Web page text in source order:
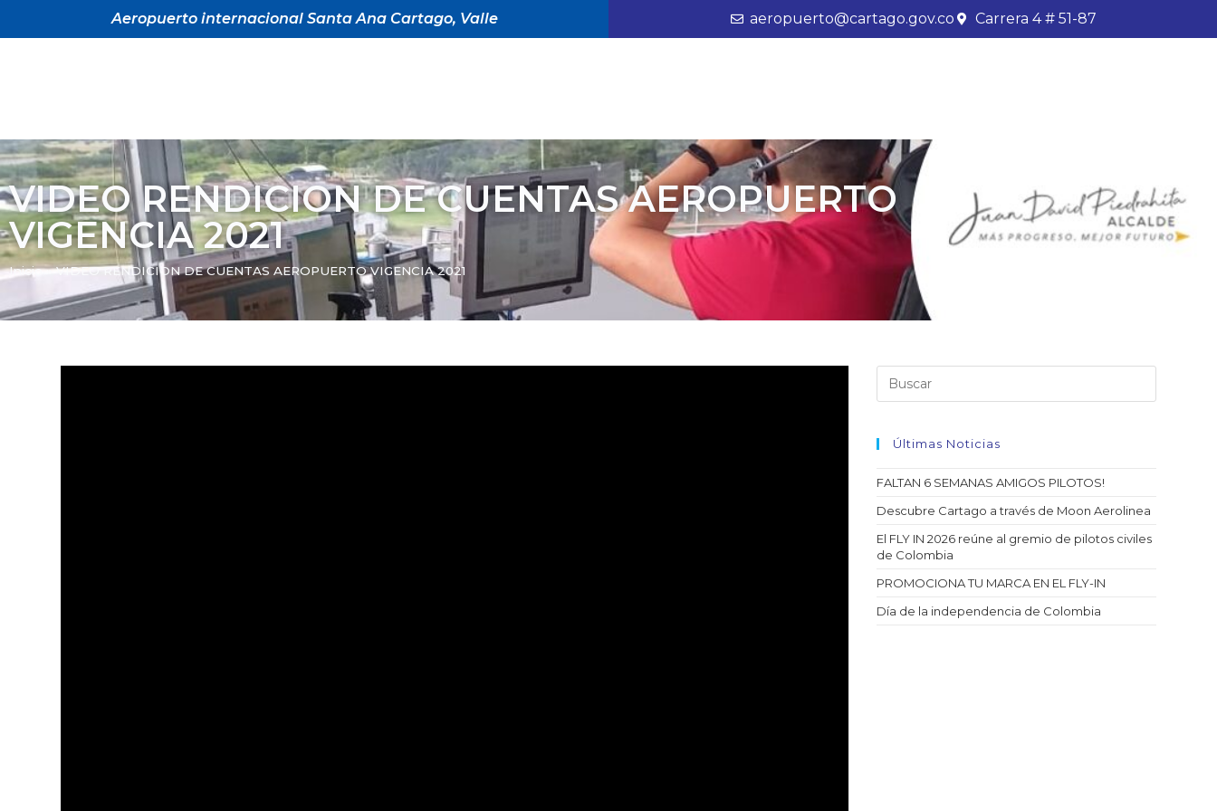
Aeropuerto internacional Santa Ana Cartago, Valle aeropuerto@cartago.gov.co Carrera 4 # 51-87
VIDEO RENDICION DE CUENTAS AEROPUERTO
VIGENCIA 2021
Inicio»VIDEO RENDICION DE CUENTAS AEROPUERTO VIGENCIA 2021
Últimas Noticias
FALTAN 6 SEMANAS AMIGOS PILOTOS!
Descubre Cartago a través de Moon Aerolinea
El FLY IN 2026 reúne al gremio de pilotos civiles
de Colombia
PROMOCIONA TU MARCA EN EL FLY-IN
Día de la independencia de Colombia